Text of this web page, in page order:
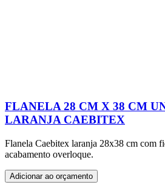
FLANELA 28 CM X 38 CM
LARANJA CAEBITEX
Flanela Caebitex laranja 28x38 cm com
acabamento overloque.
Adicionar ao orçamento